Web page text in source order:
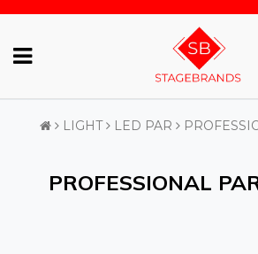
LIGHT LED PAR
PROFESSIONAL